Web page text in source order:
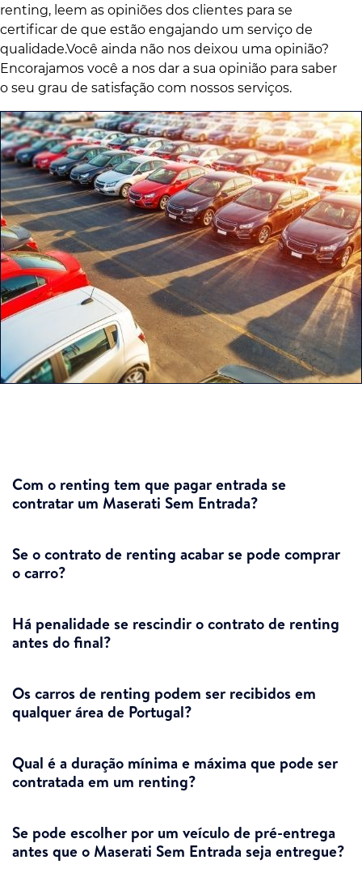
renting, leem as opiniões dos clientes para se
certificar de que estão engajando um serviço de
qualidade.Você ainda não nos deixou uma opinião?
Encorajamos você a nos dar a sua opinião para saber
o seu grau de satisfação com nossos serviços.
Com o renting tem que pagar entrada se
contratar um Maserati Sem Entrada?
Se o contrato de renting acabar se pode comprar
o carro?
Há penalidade se rescindir o contrato de renting
antes do final?
Os carros de renting podem ser recibidos em
qualquer área de Portugal?
Qual é a duração mínima e máxima que pode ser
contratada em um renting?
Se pode escolher por um veículo de pré-entrega
antes que o Maserati Sem Entrada seja entregue?